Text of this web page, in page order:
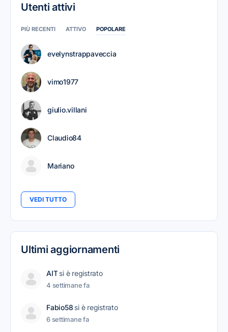
Utenti attivi
PIÙ RECENTI ATTIVO POPOLARE
evelynstrappaveccia
vimo1977
giulio.villani
Claudio84
Mariano
VEDI TUTTO
Ultimi aggiornamenti
AIT si è registrato
4 settimane fa
Fabio58 si è registrato
6 settimane fa